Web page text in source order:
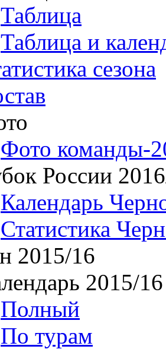
Таблица
Таблица и
сезона
Фото команды-
России
Календарь
Статистика
2015/16
2015/16
Полный
По турам